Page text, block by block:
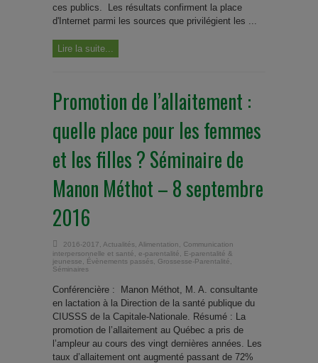
ces publics. Les résultats confirment la place
d'Internet parmi les sources que privilégient les ...
Lire la suite...
Promotion de l’allaitement :
quelle place pour les femmes
et les filles ? Séminaire de
Manon Méthot – 8 septembre
2016
2016-2017 Actualités Alimentation
Communication
interpersonnelle et santé
e-parentalité
E-parentalité &
jeunesse
Évènements passés Grossesse-Parentalité
Séminaires
Conférencière : Manon Méthot, M. A. consultante
en lactation à la Direction de la santé publique du
CIUSSS de la Capitale-Nationale. Résumé : La
promotion de l’allaitement au Québec a pris de
l’ampleur au cours des vingt dernières années. Les
taux d’allaitement ont augmenté passant de 72%